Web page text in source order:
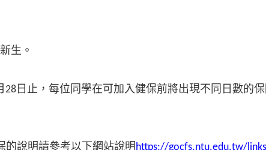
生。
28日止，每位同學在可加入健保前將出現不同日數的
的說明請參考以下網站說明https://gocfs.ntu.edu.tw/